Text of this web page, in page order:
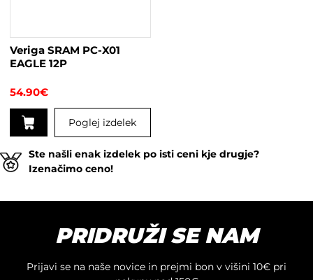
strani
izdelka
Veriga SRAM PC-X01
EAGLE 12P
54.90€
Poglej izdelek
Ste našli enak izdelek po isti ceni kje drugje?
Izenačimo ceno!
PRIDRUŽI SE NAM
Prijavi se na naše novice in prejmi bon v višini 10€ pri